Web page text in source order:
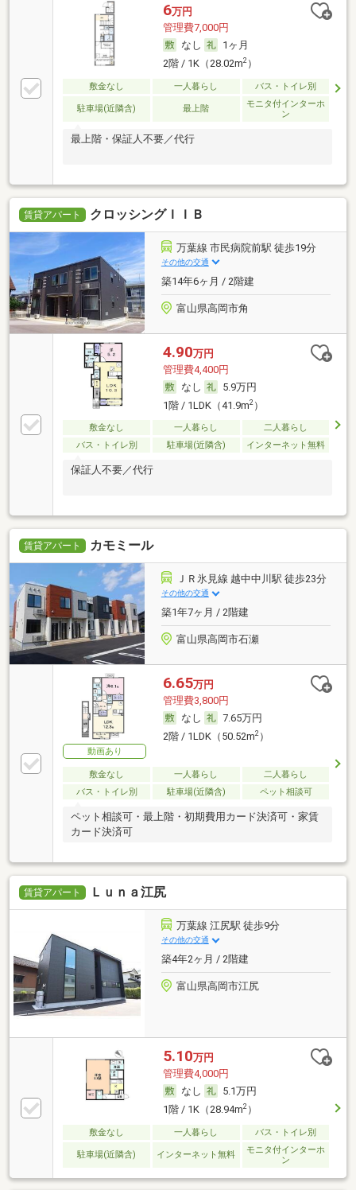
6万円
管理費7,000円
なし
1ヶ月
2階 / 1K（28.02m2）
敷金なし 一人暮らし バス・トイレ別
駐車場(近隣含) 最上階
モニタ付インターホ
ン
最上階・保証人不要／代行
賃貸アパート クロッシングＩＩＢ
万葉線 市民病院前駅 徒歩19分
その他の交通
築14年6ヶ月 / 2階建
富山県高岡市角
4.90万円
管理費4,400円
なし
5.9万円
1階 / 1LDK（41.9m2）
敷金なし 一人暮らし
二人暮らし
バス・トイレ別
駐車場(近隣含) インターネット無料
保証人不要／代行
賃貸アパート カモミール
ＪＲ氷見線 越中中川駅 徒歩23分
その他の交通
築1年7ヶ月 / 2階建
富山県高岡市石瀬
動画あり
6.65万円
管理費3,800円
なし
7.65万円
2階 / 1LDK（50.52m2）
敷金なし 一人暮らし
二人暮らし
バス・トイレ別
駐車場(近隣含) ペット相談可
ペット相談可・最上階・初期費用カード決済可・家賃
カード決済可
賃貸アパート Ｌｕｎａ江尻
万葉線 江尻駅 徒歩9分
その他の交通
築4年2ヶ月 / 2階建
富山県高岡市江尻
5.10万円
管理費4,000円
なし
5.1万円
1階 / 1K（28.94m2）
敷金なし 一人暮らし バス・トイレ別
駐車場(近隣含) インターネット無料
モニタ付インターホ
ン